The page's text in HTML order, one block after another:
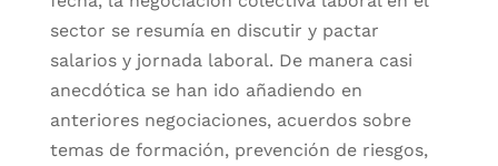
sector se resumía en discutir y pactar
salarios y jornada laboral. De manera casi
anecdótica se han ido añadiendo en
anteriores negociaciones, acuerdos sobre
temas de formación, prevención de riesgos,